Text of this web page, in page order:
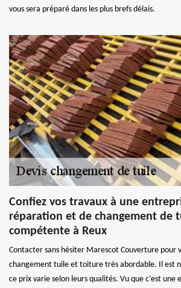
vous sera préparé dans les plus brefs délais.
Confiez vos travaux à une
réparation et de changement de
compétente à Reux
Contacter sans hésiter Marescot Couverture pour
changement tuile et toiture très abordable. Il est
ce prix varie selon leurs qualités. Vu que c’est une